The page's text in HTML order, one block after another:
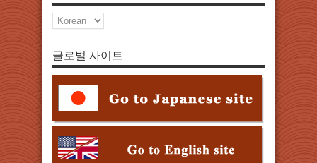
글로벌 사이트